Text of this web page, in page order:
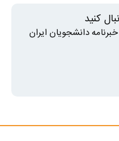
کنید
دانشجویان ایران